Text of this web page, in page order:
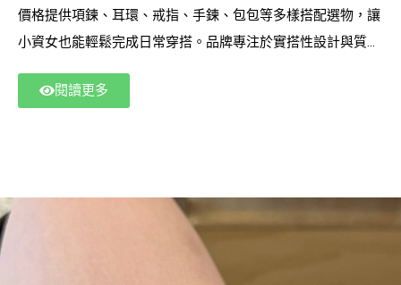
價格提供項鍊、耳環、戒指、手鍊、包包等多樣搭配選物，讓
小資女也能輕鬆完成日常穿搭。品牌專注於實搭性設計與質感
花大錢，這裡就是最適合你入手的質感飾品品牌。
閱讀更多